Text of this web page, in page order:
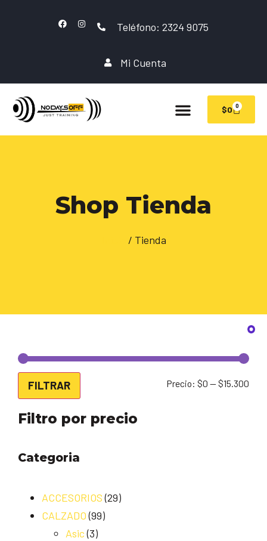
Teléfono: 2324 9075
Mi Cuenta
$0 0
Shop Tienda
/ Tienda
FILTRAR Precio: $0 —$15.300
Filtro por precio
Categoria
ACCESORIOS (29)
CALZADO (99)
Asic (3)